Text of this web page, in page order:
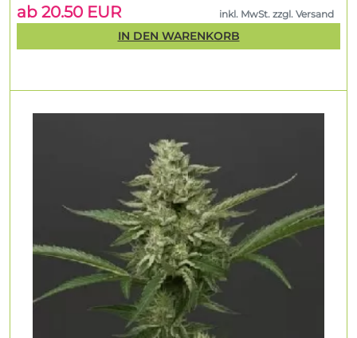
ab 20.50 EUR
inkl. MwSt. zzgl. Versand
IN DEN WARENKORB